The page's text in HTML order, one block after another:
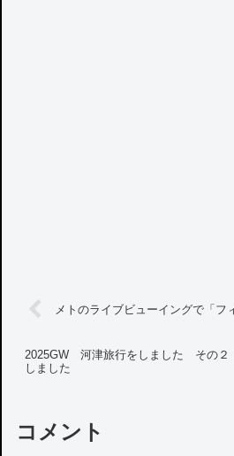
メトのライブビューイングで「フ
2025GW 河津旅行をしました その２
しました
コメント